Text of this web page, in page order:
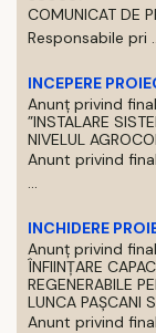
COMUNICAT DE
Responsabile pri
INCEPERE
Anunț privind
”INSTALARE
NIVELUL
Anunt privind
...
INCHIDERE
Anunț privind
ÎNFIINȚARE
REGENERABILE
LUNCA PAȘCANI
Anunt privind